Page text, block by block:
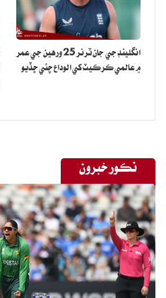
انگلينڊ جي جان ٽرنر 25 ورهين جي عمر
۾ عالمي ڪرڪيٽ کي الوداع چئي ڇڏيو
نڪور خبرون